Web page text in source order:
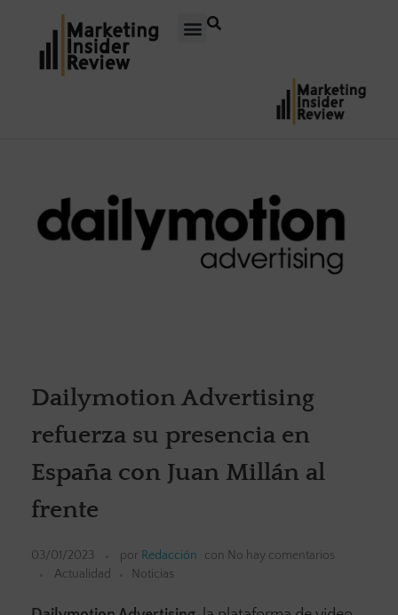
Dailymotion Advertising
refuerza su presencia en
España con Juan Millán al
frente
03/01/2023 por Redacción con No hay comentarios
Actualidad
Noticias